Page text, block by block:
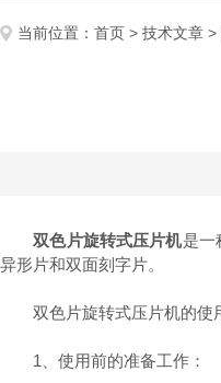
当前位置： 首页 > 技术文章 >
双色片旋转式压片机是一
异形片和双面刻字片。
双色片旋转式压片机的使
‌1、使用前的准备工作‌：